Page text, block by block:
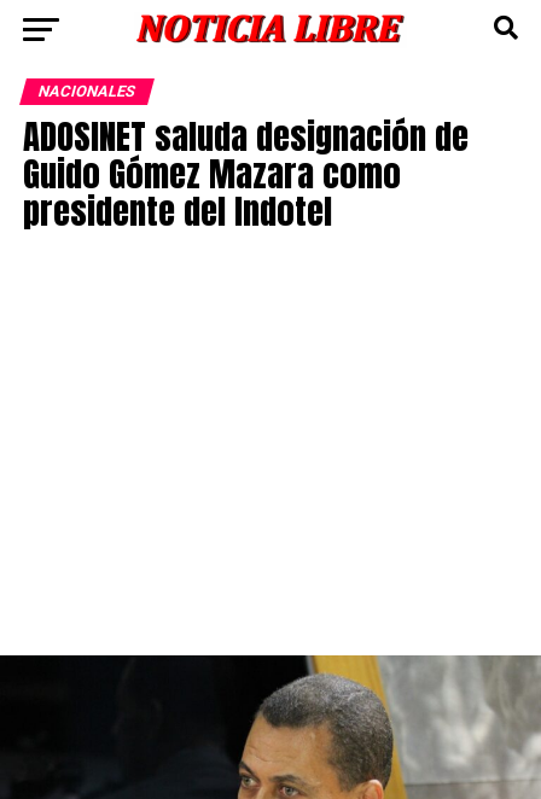
NACIONALES
ADOSINET saluda designación de
Guido Gómez Mazara como
presidente del Indotel